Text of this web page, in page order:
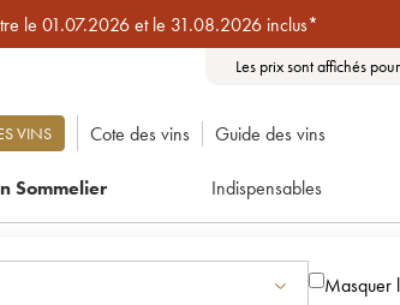
le 01.07.2026 et le 31.08.2026 inclus*
Les prix sont affichés
VINS Cote des vins Guide des vins
Sommelier Indispensables
Masquer